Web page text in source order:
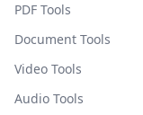
PDF Tools
Document Tools
Video Tools
Audio Tools